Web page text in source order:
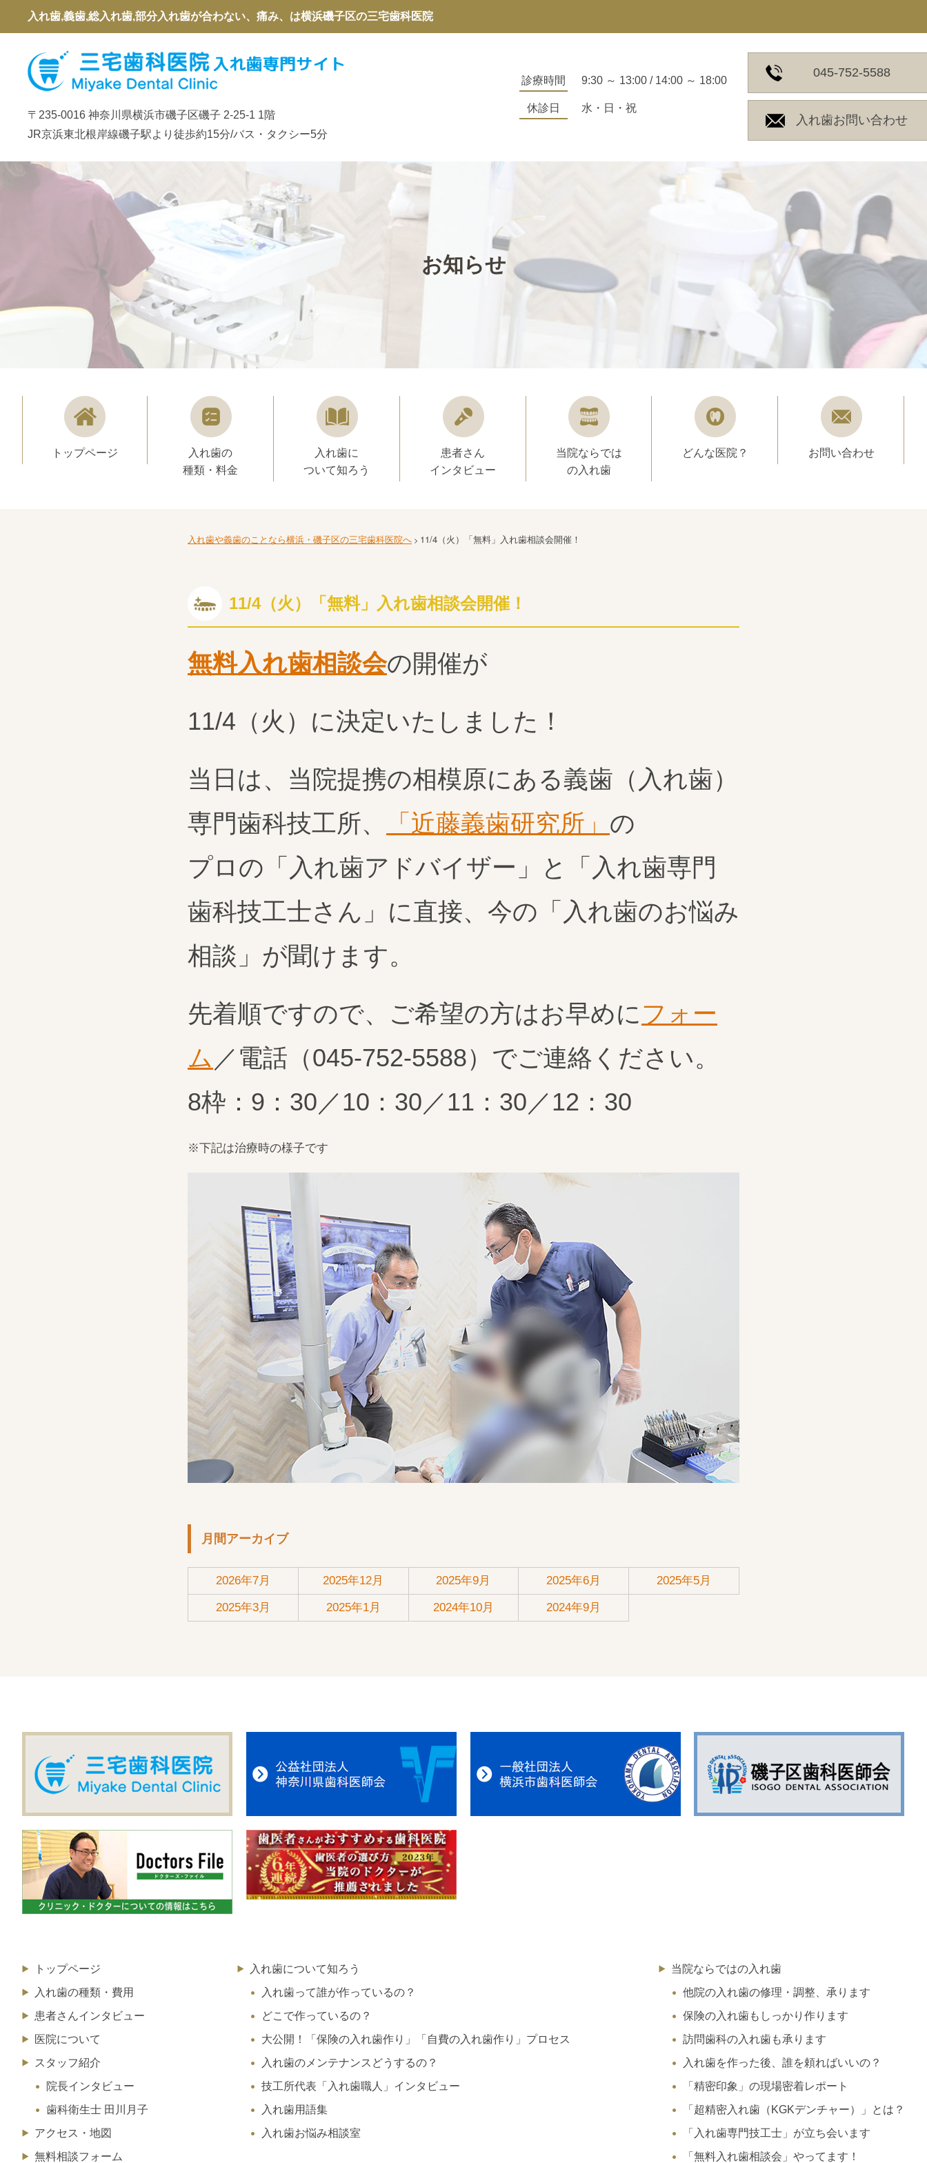
045-752-5588
入れ歯お問い合わせ
入れ歯,義歯,総入れ歯,部分入れ歯が合わない、痛み、は横浜磯子区の三宅歯科医院
〒235-0016 神奈川県横浜市磯子区磯子 2-25-1 1階
JR京浜東北根岸線磯子駅より徒歩約15分/バス・タクシー5分
診療時間 9:30 ～ 13:00 / 14:00 ～ 18:00
休診日 水・日・祝
お知らせ
トップページ
入れ歯の
種類・料金
入れ歯に
ついて知ろう
患者さん
インタビュー
当院ならでは
の入れ歯
どんな医院？ お問い合わせ
入れ歯や義歯のことなら横浜・磯子区の三宅歯科医院へ > 11/4（火）「無料」入れ歯相談会開催！
11/4（火）「無料」入れ歯相談会開催！
無料入れ歯相談会の開催が
11/4（火）に決定いたしました！
当日は、当院提携の相模原にある義歯（入れ歯）
専門歯科技工所、
「近藤義歯研究所」 の
プロの「入れ歯アドバイザー」と「入れ歯専門
歯科技工士さん」に直接、今の「入れ歯のお悩み
相談」が聞けます。
先着順ですので、ご希望の方はお早めにフォー
ム ／電話（045-752-5588）でご連絡ください。
8枠：9：30／10：30／11：30／12：30
※下記は治療時の様子です
月間アーカイブ
2026年7月 2025年12月 2025年9月 2025年6月 2025年5月
2025年3月 2025年1月 2024年10月 2024年9月
トップページ
入れ歯の種類・費用
患者さんインタビュー
医院について
スタッフ紹介
院長インタビュー
歯科衛生士 田川月子
アクセス・地図
無料相談フォーム
入れ歯について知ろう
入れ歯って誰が作っているの？
どこで作っているの？
大公開！「保険の入れ歯作り」「自費の入れ歯作り」プロセス
入れ歯のメンテナンスどうするの？
技工所代表「入れ歯職人」インタビュー
入れ歯用語集
入れ歯お悩み相談室
当院ならではの入れ歯
他院の入れ歯の修理・調整、承ります
保険の入れ歯もしっかり作ります
訪問歯科の入れ歯も承ります
入れ歯を作った後、誰を頼ればいいの？
「精密印象」の現場密着レポート
「超精密入れ歯（KGKデンチャー）」とは？
「入れ歯専門技工士」が立ち会います
「無料入れ歯相談会」やってます！